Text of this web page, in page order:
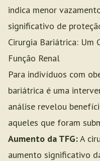
indica menor
significativo de
Cirurgia Bariátrica: Um
Função Renal
Para indivíduos com
bariátrica é uma
análise revelou
aqueles que foram
Aumento da TFG:A
aumento significativo